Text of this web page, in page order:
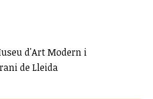
d'Art Modern i
de Lleida